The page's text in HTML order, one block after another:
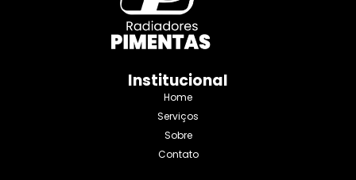
Institucional
Home
Serviços
Sobre
Contato